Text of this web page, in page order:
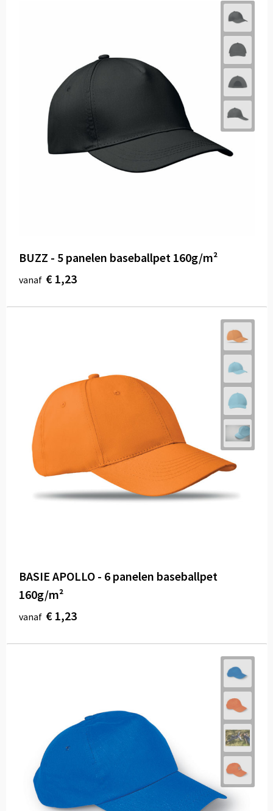
BUZZ - 5 panelen baseballpet 160g/m²
vanaf € 1,23
BASIE APOLLO - 6 panelen baseballpet
160g/m²
vanaf € 1,23